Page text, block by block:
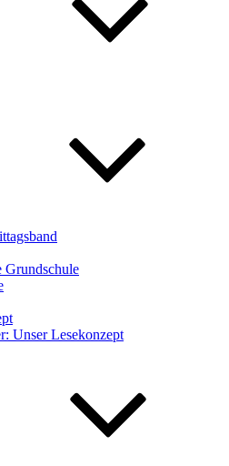
Grundschule
Unser Lesekonzept